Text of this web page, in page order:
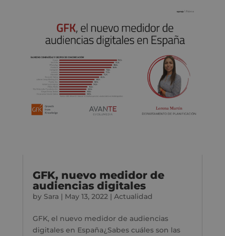
GFK, nuevo medidor de
audiencias digitales
by Sara | May 13, 2022| Actualidad
GFK, el nuevo medidor de audiencias
digitales en España¿Sabes cuáles son las